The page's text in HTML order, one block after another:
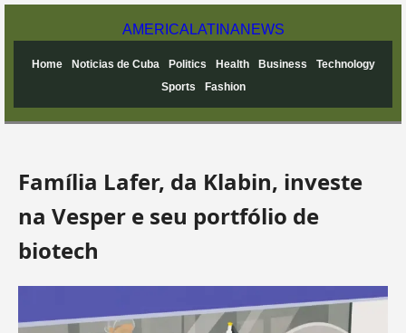
AMERICA LATINANEWS
Home Noticias de Cuba Politics Health Business
Technology
Sports
Fashion
Família Lafer, da Klabin, investe
na Vesper e seu portfólio de
biotech